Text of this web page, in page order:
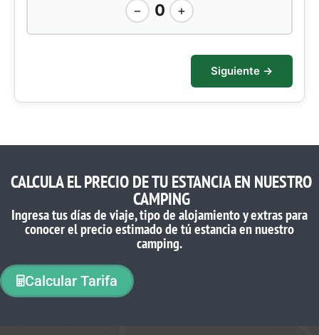
− 0 +
Siguiente →
CALCULA EL PRECIO DE TU ESTANCIA EN NUESTRO
CAMPING
Ingresa tus días de viaje, tipo de alojamiento y extras para
conocer el precio estimado de tú estancia en nuestro
camping.
Calcular Tarifa